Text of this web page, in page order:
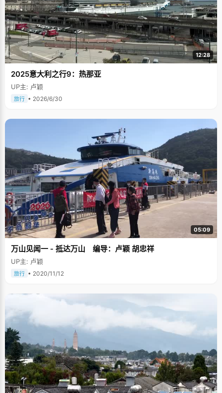
12:28
2025意大利之行9：热那亚
UP主: 卢颖
旅行 • 2026/6/30
05:09
万山见闻一 - 抵达万山 编导：卢颖 胡忠祥
UP主: 卢颖
旅行 • 2020/11/12